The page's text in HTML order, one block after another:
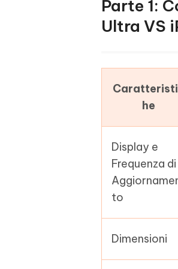
Parte 1:
Ultra VS
he
Display e
Frequenza di
to
Dimensioni